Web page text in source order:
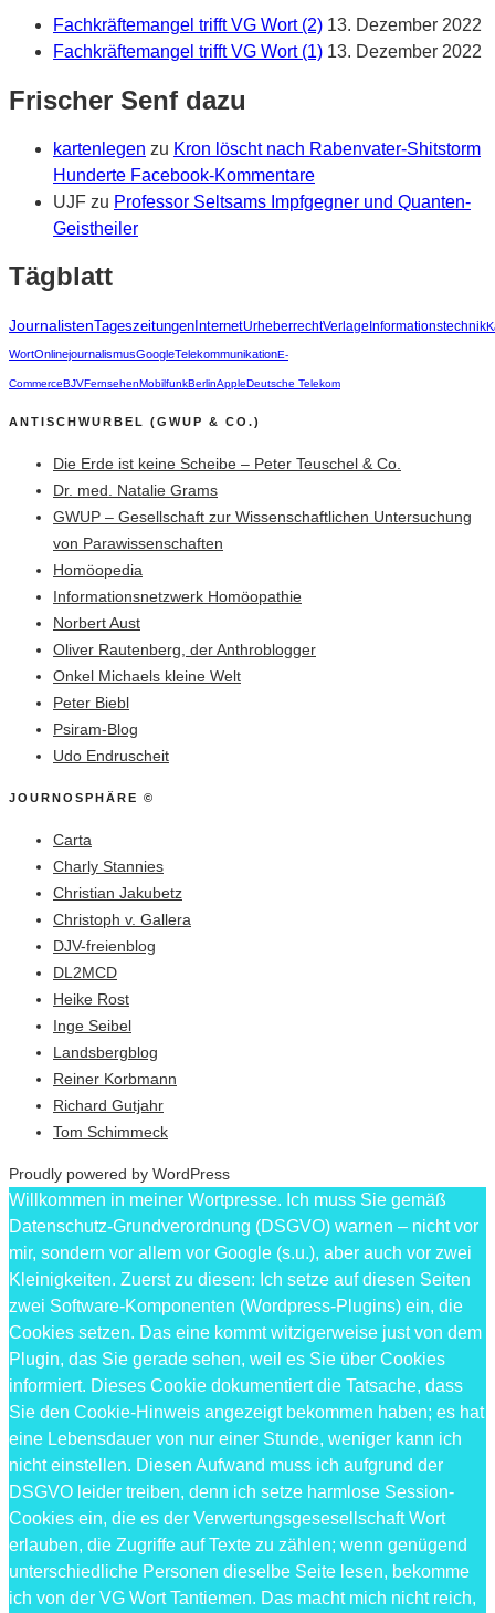
Fachkräftemangel trifft VG Wort (2) 13. Dezember 2022
Fachkräftemangel trifft VG Wort (1) 13. Dezember 2022
Frischer Senf dazu
kartenlegen zu Kron löscht nach Rabenvater-Shitstorm
Hunderte Facebook-Kommentare
UJF zu Professor Seltsams Impfgegner und Quanten-
Geistheiler
Tägblatt
JournalistenTageszeitungen InternetUrheberrechtVerlage Informationstechnik
WortOnlinejournalismusGoogleTelekommunikationE-
CommerceBJVFernsehenMobilfunkBerlinAppleDeutsche Telekom
ANTISCHWURBEL (GWUP & CO.)
Die Erde ist keine Scheibe – Peter Teuschel & Co.
Dr. med. Natalie Grams
GWUP – Gesellschaft zur Wissenschaftlichen Untersuchung
von Parawissenschaften
Homöopedia
Informationsnetzwerk Homöopathie
Norbert Aust
Oliver Rautenberg, der Anthroblogger
Onkel Michaels kleine Welt
Peter Biebl
Psiram-Blog
Udo Endruscheit
JOURNOSPHÄRE ©
Carta
Charly Stannies
Christian Jakubetz
Christoph v. Gallera
DJV-freienblog
DL2MCD
Heike Rost
Inge Seibel
Landsbergblog
Reiner Korbmann
Richard Gutjahr
Tom Schimmeck
Proudly powered by WordPress
Willkommen in meiner Wortpresse. Ich muss Sie gemäß
Datenschutz-Grundverordnung (DSGVO) warnen – nicht vor
mir, sondern vor allem vor Google (s.u.), aber auch vor zwei
Kleinigkeiten. Zuerst zu diesen: Ich setze auf diesen Seiten
zwei Software-Komponenten (Wordpress-Plugins) ein, die
Cookies setzen. Das eine kommt witzigerweise just von dem
Plugin, das Sie gerade sehen, weil es Sie über Cookies
informiert. Dieses Cookie dokumentiert die Tatsache, dass
Sie den Cookie-Hinweis angezeigt bekommen haben; es hat
eine Lebensdauer von nur einer Stunde, weniger kann ich
nicht einstellen. Diesen Aufwand muss ich aufgrund der
DSGVO leider treiben, denn ich setze harmlose Session-
Cookies ein, die es der Verwertungsgesesellschaft Wort
erlauben, die Zugriffe auf Texte zu zählen; wenn genügend
unterschiedliche Personen dieselbe Seite lesen, bekomme
ich von der VG Wort Tantiemen. Das macht mich nicht reich,